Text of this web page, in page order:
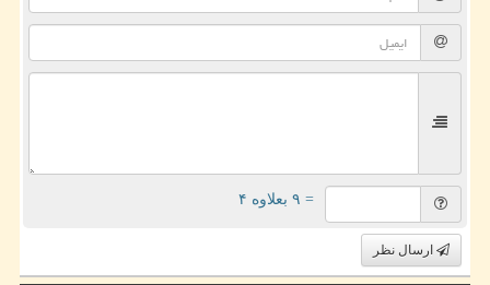
= ۹ بعلاوه ۴
ارسال نظر